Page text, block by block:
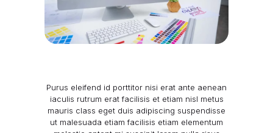
Purus eleifend id porttitor nisi erat ante aenean
iaculis rutrum erat facilisis et etiam nisl metus
mauris class eget duis adipiscing suspendisse
ut malesuada etiam facilisis etiam elementum